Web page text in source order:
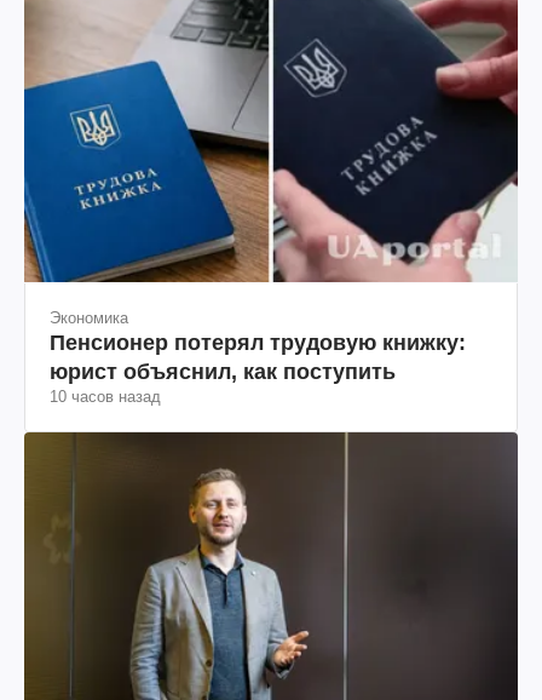
Экономика
Пенсионер потерял трудовую книжку:
юрист объяснил, как поступить
10 часов назад